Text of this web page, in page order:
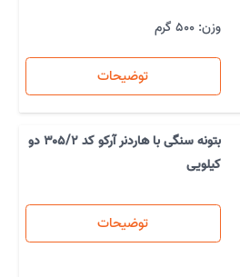
وزن: 500 گرم
توضیحات
بتونه سنگی با هاردنر آرکو کد ۳۰۵/۲ دو
کیلویی
توضیحات